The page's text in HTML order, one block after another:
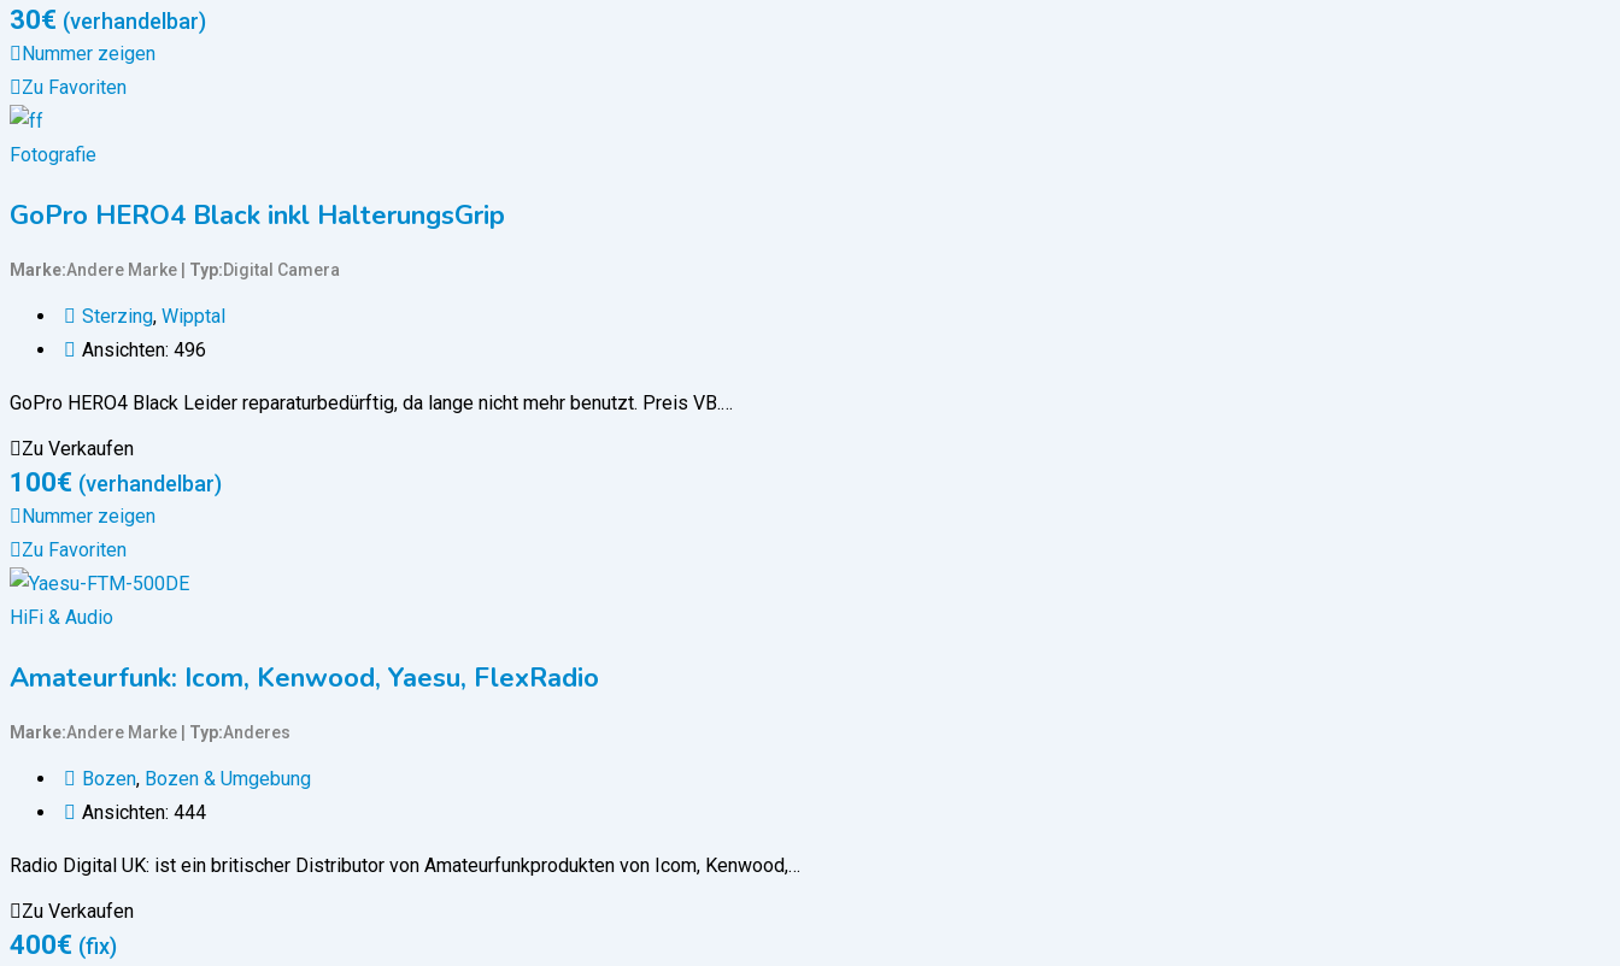
30€ (verhandelbar)
Nummer zeigen
Zu Favoriten
Fotografie
GoPro HERO4 Black inkl HalterungsGrip
Marke Andere Marke Typ Digital Camera
Sterzing, Wipptal
Ansichten: 496
GoPro HERO4 Black Leider reparaturbedürftig, da lange nicht mehr benutzt. Preis VB.…
Zu Verkaufen
100€ (verhandelbar)
Nummer zeigen
Zu Favoriten
HiFi & Audio
Amateurfunk: Icom, Kenwood, Yaesu, FlexRadio
Marke Andere Marke Typ Anderes
Bozen, Bozen & Umgebung
Ansichten: 444
Radio Digital UK: ist ein britischer Distributor von Amateurfunkprodukten von Icom, Kenwood,…
Zu Verkaufen
400€ (fix)